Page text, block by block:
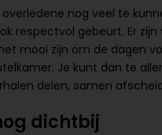
nog veel te
respectvol gebeurt. Er
mooi zijn om de dagen
Je kunt dan te
delen, samen
dichtbij